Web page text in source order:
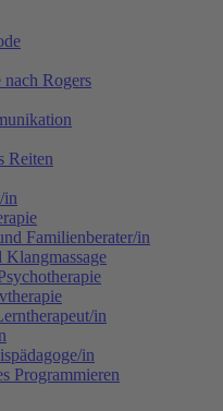
nach Rogers
Reiten
in
Familienberater/in
in
in
Programmieren